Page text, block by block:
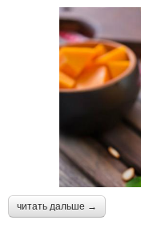
читать дальше →